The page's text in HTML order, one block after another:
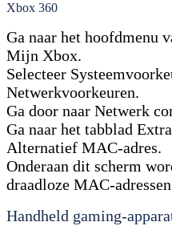
Xbox 360
Ga naar het hoofdmenu
Mijn Xbox.
Selecteer
Netwerkvoorkeuren.
Ga door naar Netwerk
Ga naar het tabblad
Alternatief MAC-adres.
Onderaan dit scherm
draadloze MAC-
Handheld gaming-